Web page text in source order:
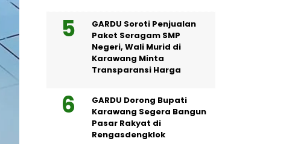
GARDU Soroti Penjualan
Paket Seragam SMP
Negeri, Wali Murid di
Karawang Minta
Transparansi Harga
GARDU Dorong Bupati
Karawang Segera Bangun
Pasar Rakyat di
Rengasdengklok